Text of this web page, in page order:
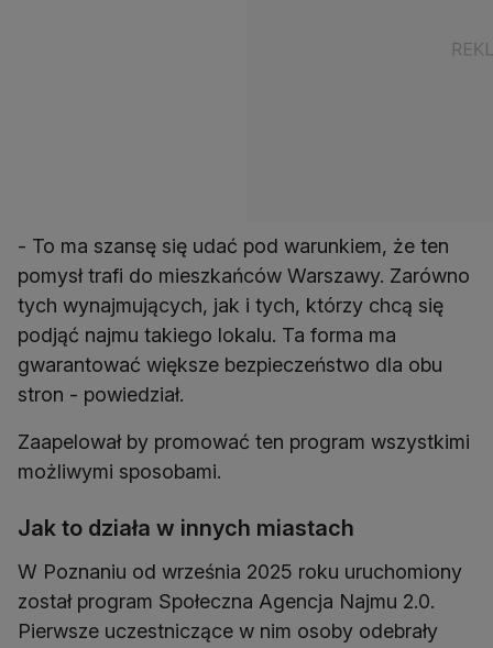
- To ma szansę się udać pod warunkiem, że ten
pomysł trafi do mieszkańców Warszawy. Zarówno
tych wynajmujących, jak i tych, którzy chcą się
podjąć najmu takiego lokalu. Ta forma ma
gwarantować większe bezpieczeństwo dla obu
stron - powiedział.
Zaapelował by promować ten program wszystkimi
możliwymi sposobami.
Jak to działa w innych miastach
W Poznaniu od września 2025 roku uruchomiony
został program Społeczna Agencja Najmu 2.0.
Pierwsze uczestniczące w nim osoby odebrały